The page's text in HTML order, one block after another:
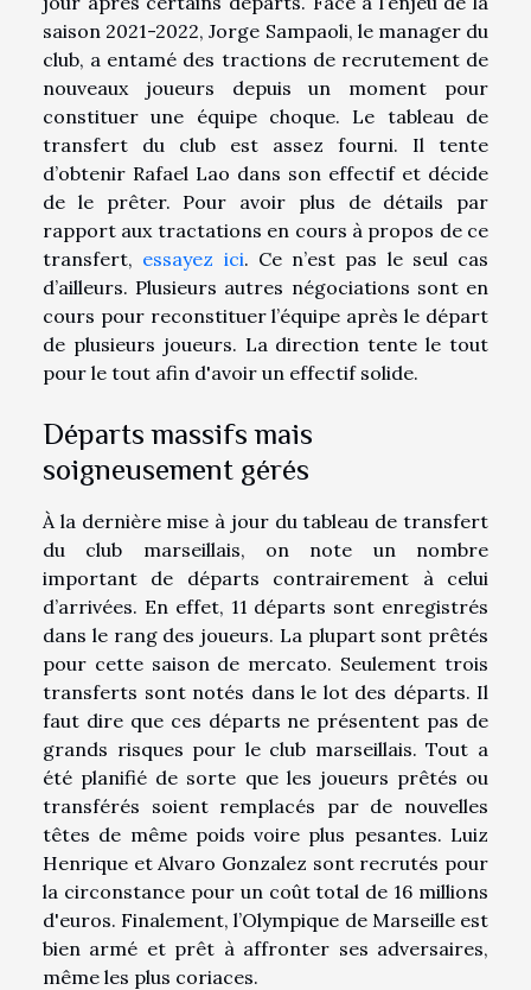
saison 2021-2022, Jorge Sampaoli, le manager du
club, a entamé des tractions de recrutement de
nouveaux joueurs depuis un moment pour
constituer une équipe choque. Le tableau de
transfert du club est assez fourni. Il tente
d’obtenir Rafael Lao dans son effectif et décide
de le prêter. Pour avoir plus de détails par
rapport aux tractations en cours à propos de ce
transfert, essayez ici. Ce n’est pas le seul cas
d’ailleurs. Plusieurs autres négociations sont en
cours pour reconstituer l’équipe après le départ
de plusieurs joueurs. La direction tente le tout
pour le tout afin d'avoir un effectif solide.
Départs massifs mais
soigneusement gérés
À la dernière mise à jour du tableau de transfert
du club marseillais, on note un nombre
important de départs contrairement à celui
d’arrivées. En effet, 11 départs sont enregistrés
dans le rang des joueurs. La plupart sont prêtés
pour cette saison de mercato. Seulement trois
transferts sont notés dans le lot des départs. Il
faut dire que ces départs ne présentent pas de
grands risques pour le club marseillais. Tout a
été planifié de sorte que les joueurs prêtés ou
transférés soient remplacés par de nouvelles
têtes de même poids voire plus pesantes. Luiz
Henrique et Alvaro Gonzalez sont recrutés pour
la circonstance pour un coût total de 16 millions
d'euros. Finalement, l’Olympique de Marseille est
bien armé et prêt à affronter ses adversaires,
même les plus coriaces.